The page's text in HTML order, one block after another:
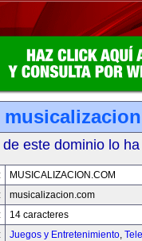
este dominio lo
MUSICALIZACION.COM
musicalizacion.com
14 caracteres
Juegos y Entretenimiento,